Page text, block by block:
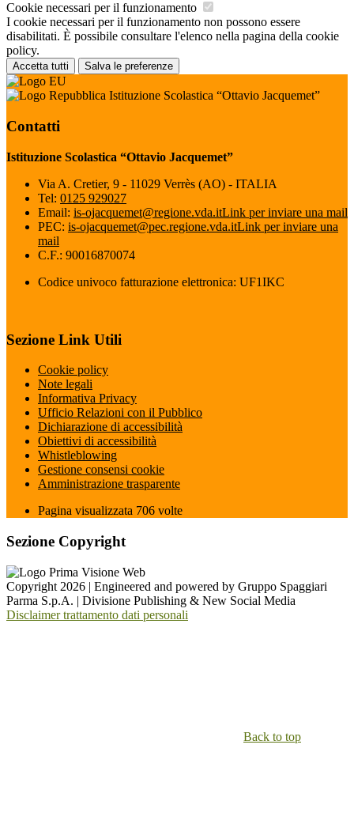
Cookie necessari per il funzionamento
I cookie necessari per il funzionamento non possono essere
disabilitati. È possibile consultare l'elenco nella pagina della cookie
policy.
Accetta tutti Salva le preferenze
Istituzione Scolastica “Ottavio Jacquemet”
Contatti
Istituzione Scolastica “Ottavio Jacquemet”
Via A. Cretier, 9 - 11029 Verrès (AO) - ITALIA
Tel: 0125 929027
Email: is-ojacquemet@regione.vda.itLink per inviare una mail
PEC: is-ojacquemet@pec.regione.vda.itLink per inviare una
mail
C.F.: 90016870074
Codice univoco fatturazione elettronica: UF1IKC
Sezione Link Utili
Cookie policy
Note legali
Informativa Privacy
Ufficio Relazioni con il Pubblico
Dichiarazione di accessibilità
Obiettivi di accessibilità
Whistleblowing
Gestione consensi cookie
Amministrazione trasparente
Pagina visualizzata 706 volte
Sezione Copyright
Copyright 2026 | Engineered and powered by Gruppo Spaggiari
Parma S.p.A. | Divisione Publishing & New Social Media
Disclaimer trattamento dati personali
Back to top